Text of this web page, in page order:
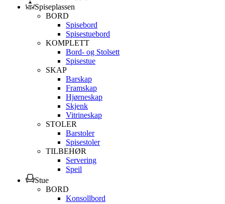
Spiseplassen
BORD
Spisebord
Spisestuebord
KOMPLETT
Bord- og Stolsett
Spisestue
SKAP
Barskap
Framskap
Hjørneskap
Skjenk
Vitrineskap
STOLER
Barstoler
Spisestoler
TILBEHØR
Servering
Speil
Stue
BORD
Konsollbord